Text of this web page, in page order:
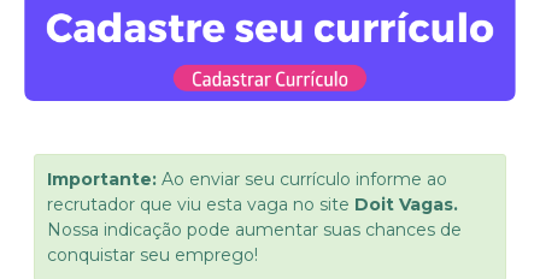
Importante: Ao enviar seu currículo informe ao
recrutador que viu esta vaga no site Doit Vagas.
Nossa indicação pode aumentar suas chances de
conquistar seu emprego!